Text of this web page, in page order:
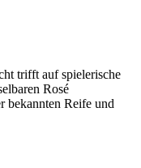
trifft auf spielerische
Rosé
bekannten Reife und